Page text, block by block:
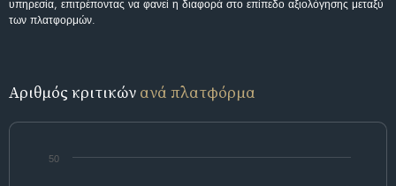
υπηρεσία, επιτρέποντας να φανεί η διαφορά στο επίπεδο αξιολόγησης μεταξύ
των πλατφορμών.
Αριθμός κριτικών ανά πλατφόρμα
50